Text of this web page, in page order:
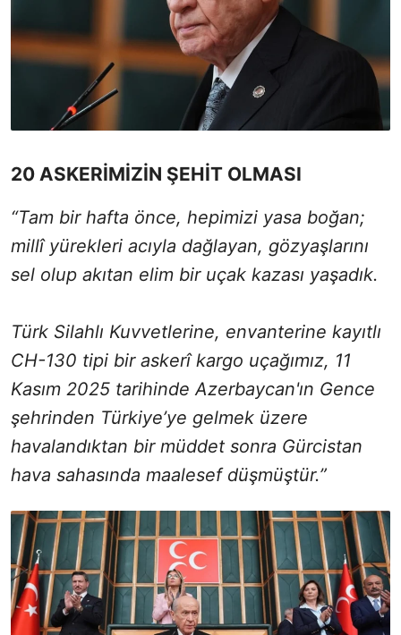
20 ASKERİMİZİN ŞEHİT OLMASI
“Tam bir hafta önce, hepimizi yasa boğan;
millî yürekleri acıyla dağlayan, gözyaşlarını
sel olup akıtan elim bir uçak kazası yaşadık.
Türk Silahlı Kuvvetlerine, envanterine kayıtlı
CH-130 tipi bir askerî kargo uçağımız, 11
Kasım 2025 tarihinde Azerbaycan'ın Gence
şehrinden Türkiye’ye gelmek üzere
havalandıktan bir müddet sonra Gürcistan
hava sahasında maalesef düşmüştür.”